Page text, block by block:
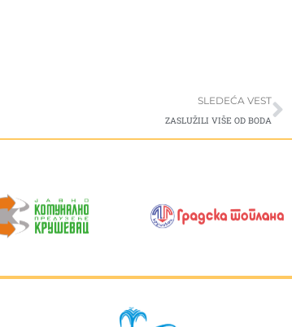
SLEDEĆA VEST
ZASLUŽILI VIŠE OD BODA